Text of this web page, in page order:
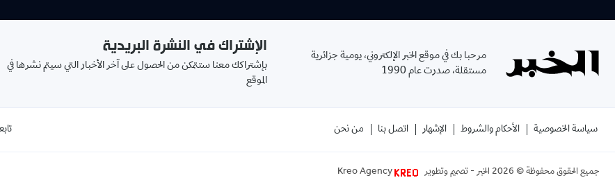
مرحبا بك في موقع الخبر الإلكتروني، يومية جزائرية
مستقلة، صدرت عام 1990
الإشتراك في النشرة البريدية
بإشتراكك معنا ستتمكن من الحصول على آخر الأخبار التي سيتم نشرها في
الموقع
سياسة الخصوصية الأحكام والشروط الإشهار اتصل بنا من نحن
جميع الحقوق محفوظة © 2026 الخبر - تصميم وتطوير Kreo Agency